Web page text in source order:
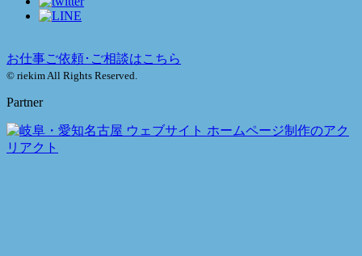
お仕事ご依頼･ご相談はこちら
© riekim All Rights Reserved.
Partner